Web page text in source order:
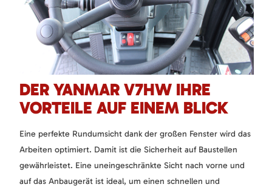
DER YANMAR V7HW IHRE
VORTEILE AUF EINEM BLICK
Eine perfekte Rundumsicht dank der großen Fenster wird das
Arbeiten optimiert. Damit ist die Sicherheit auf Baustellen
gewährleistet. Eine uneingeschränkte Sicht nach vorne und
auf das Anbaugerät ist ideal, um einen schnellen und